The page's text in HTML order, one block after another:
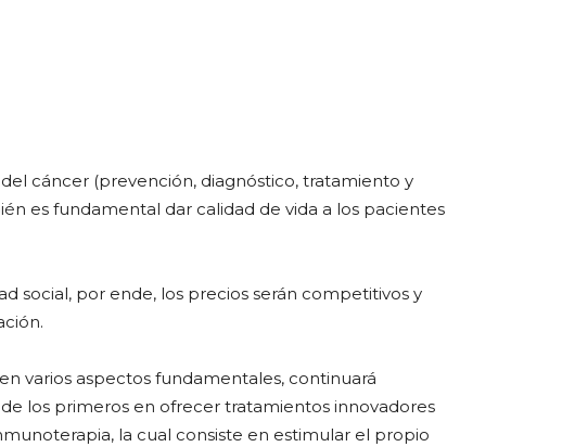
cáncer (prevención, diagnóstico, tratamiento y
es fundamental dar calidad de vida a los pacientes
social, por ende, los precios serán competitivos y
varios aspectos fundamentales, continuará
los primeros en ofrecer tratamientos innovadores
la cual consiste en estimular el propio